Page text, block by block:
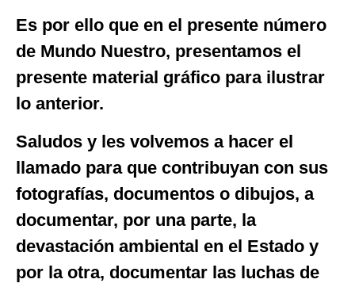
Es por ello que en el presente número
de Mundo Nuestro, presentamos el
presente material gráfico para ilustrar
lo anterior.
Saludos y les volvemos a hacer el
llamado para que contribuyan con sus
fotografías, documentos o dibujos, a
documentar, por una parte, la
devastación ambiental en el Estado y
por la otra, documentar las luchas de